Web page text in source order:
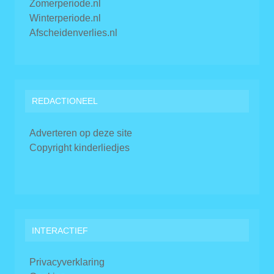
Zomerperiode.nl
Winterperiode.nl
Afscheidenverlies.nl
REDACTIONEEL
Adverteren op deze site
Copyright kinderliedjes
INTERACTIEF
Privacyverklaring